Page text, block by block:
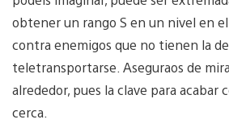
obtener un rango S en un nivel en
contra enemigos que no tienen la
teletransportarse. Aseguraos de
alrededor, pues la clave para acabar
cerca.